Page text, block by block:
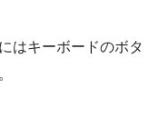
はキーボードのボタ